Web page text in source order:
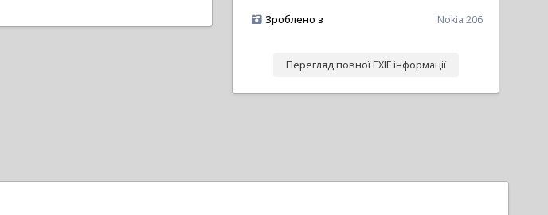
Зроблено з Nokia 206
Перегляд повної EXIF інформації